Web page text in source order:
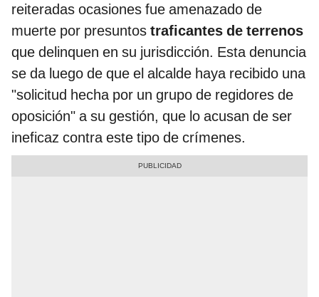
reiteradas ocasiones fue amenazado de
muerte por presuntos traficantes de terrenos
que delinquen en su jurisdicción. Esta denuncia
se da luego de que el alcalde haya recibido una
"solicitud hecha por un grupo de regidores de
oposición" a su gestión, que lo acusan de ser
ineficaz contra este tipo de crímenes.